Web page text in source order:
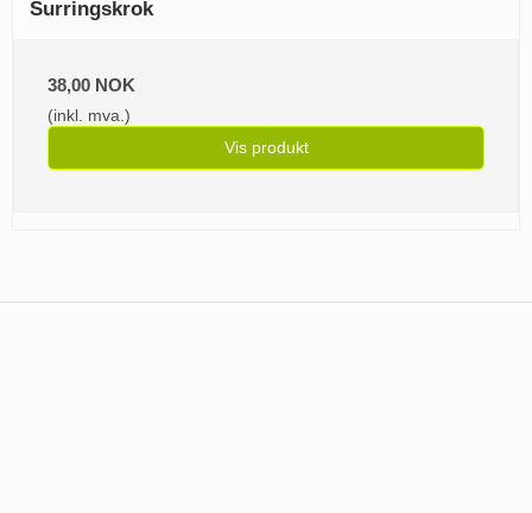
Surringskrok
38,00 NOK
(inkl. mva.)
Vis produkt